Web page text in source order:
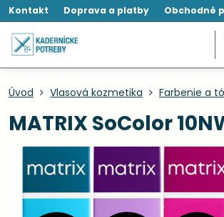
Kontakt Doprava a platby Obchodné
Úvod Vlasová kozmetika Farbenie a
MATRIX SoColor